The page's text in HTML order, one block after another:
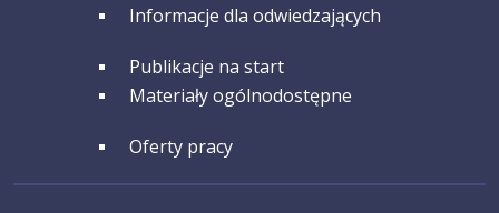
Informacje dla odwiedzających
GRUPA 4Publikacje na start
Materiały ogólnodostępne
GRUPA 5Oferty pracy